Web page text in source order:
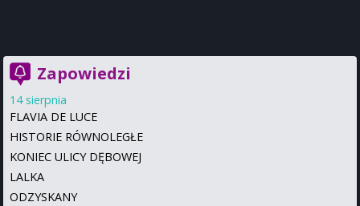
Zapowiedzi
14 sierpnia
FLAVIA DE LUCE
HISTORIE RÓWNOLEGŁE
KONIEC ULICY DĘBOWEJ
LALKA
ODZYSKANY